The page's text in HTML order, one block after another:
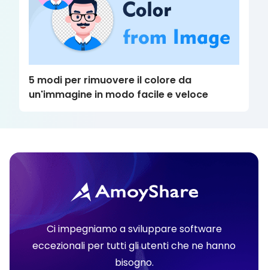
5 modi per rimuovere il colore da
un'immagine in modo facile e veloce
Ci impegniamo a sviluppare software
eccezionali per tutti gli utenti che ne hanno
bisogno.